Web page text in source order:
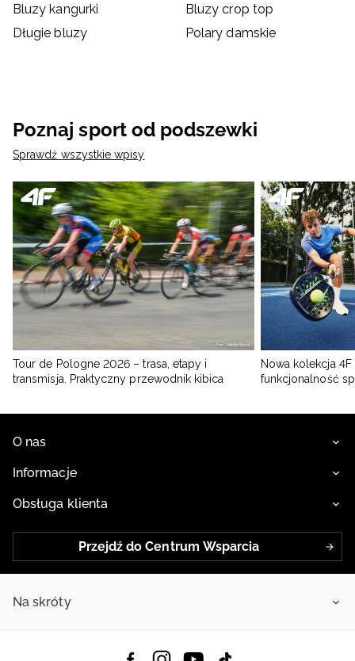
Bluzy kangurki
Bluzy crop top
Długie bluzy
Polary damskie
Poznaj sport od podszewki
Sprawdź wszystkie wpisy
Tour de Pologne 2026 – trasa, etapy i
transmisja. Praktyczny przewodnik kibica
Nowa kolekcja
funkcjonalność
O nas
Informacje
Obsługa klienta
Przejdź do Centrum Wsparcia
Na skróty